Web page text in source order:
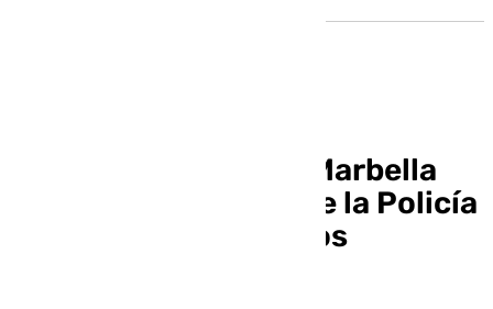
El Ayuntamiento de Marbella
incrementa la flota de la Policía
Local con siete nuevos